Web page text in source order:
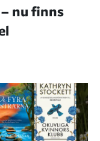
nu finns